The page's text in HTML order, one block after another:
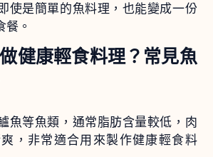
使是簡單的魚料理，也能變成一份
餐。
健康輕食料理？常見魚
魚等魚類，通常脂肪含量較低，肉
，非常適合用來製作健康輕食料